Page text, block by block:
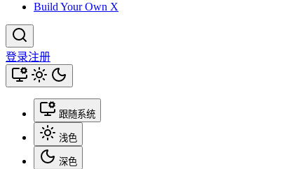
Build Your Own X
登录注册
跟随系统
浅色
深色